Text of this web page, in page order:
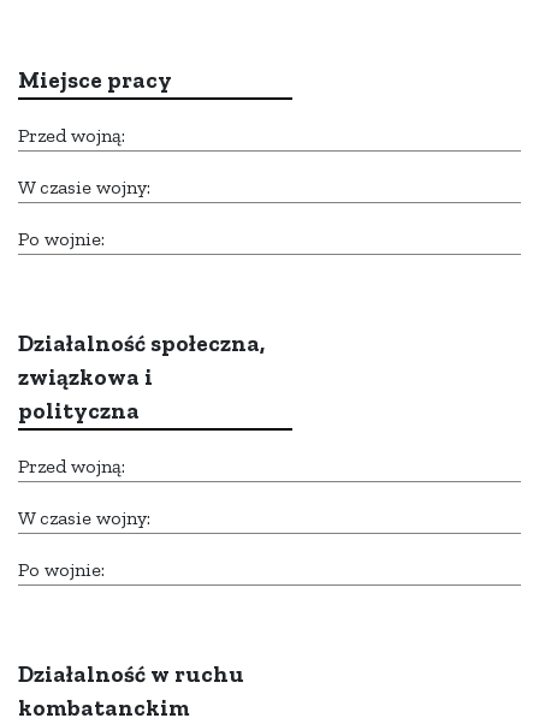
Miejsce pracy
Przed wojną:
W czasie wojny:
Po wojnie:
Działalność społeczna,
związkowa i
polityczna
Przed wojną:
W czasie wojny:
Po wojnie:
Działalność w ruchu
kombatanckim